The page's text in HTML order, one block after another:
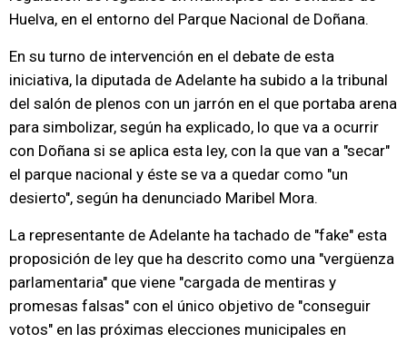
Huelva, en el entorno del Parque Nacional de Doñana.
En su turno de intervención en el debate de esta
iniciativa, la diputada de Adelante ha subido a la tribunal
del salón de plenos con un jarrón en el que portaba arena
para simbolizar, según ha explicado, lo que va a ocurrir
con Doñana si se aplica esta ley, con la que van a "secar"
el parque nacional y éste se va a quedar como "un
desierto", según ha denunciado Maribel Mora.
La representante de Adelante ha tachado de "fake" esta
proposición de ley que ha descrito como una "vergüenza
parlamentaria" que viene "cargada de mentiras y
promesas falsas" con el único objetivo de "conseguir
votos" en las próximas elecciones municipales en